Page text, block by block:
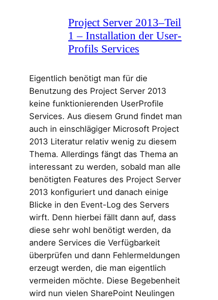
Project Server 2013–Teil
1 – Installation der User-
Profils Services
Eigentlich benötigt man für die
Benutzung des Project Server 2013
keine funktionierenden UserProfile
Services. Aus diesem Grund findet man
auch in einschlägiger Microsoft Project
2013 Literatur relativ wenig zu diesem
Thema. Allerdings fängt das Thema an
interessant zu werden, sobald man alle
benötigten Features des Project Server
2013 konfiguriert und danach einige
Blicke in den Event-Log des Servers
wirft. Denn hierbei fällt dann auf, dass
diese sehr wohl benötigt werden, da
andere Services die Verfügbarkeit
überprüfen und dann Fehlermeldungen
erzeugt werden, die man eigentlich
vermeiden möchte. Diese Begebenheit
wird nun vielen SharePoint Neulingen